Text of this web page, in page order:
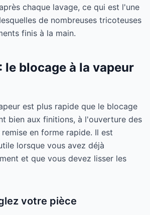
chaque lavage, ce qui est l'une
de nombreuses tricoteuses
finis à la main.
le blocage à la vapeur
est plus rapide que le blocage
bien aux finitions, à l'ouverture des
en forme rapide. Il est
lorsque vous avez déjà
et que vous devez lisser les
votre pièce